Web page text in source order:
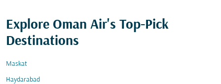
Explore Oman Air's Top-Pick
Destinations
Maskat
Haydarabad